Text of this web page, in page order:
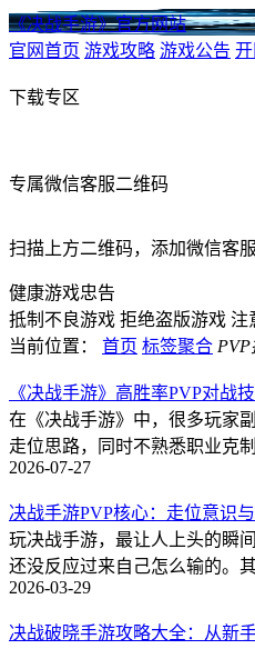
《决战手游》官方网站
官网首页 游戏攻略 游戏公告
下载专区
专属微信客服二维码
扫描上方二维码，添加微信客服
健康游戏忠告
抵制不良游戏 拒绝盗版游戏 注
当前位置：
首页 标签聚合
《决战手游》高胜率PVP对战
在《决战手游》中，很多玩家
走位思路，同时不熟悉职业克
2026-07-27
决战手游PVP核心：走位意识
玩决战手游，最让人上头的瞬
还没反应过来自己怎么输的。
2026-03-29
决战破晓手游攻略大全：从新